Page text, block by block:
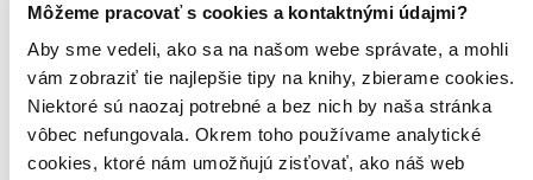
Môžeme pracovať s cookies a kontaktnými údajmi?
Aby sme vedeli, ako sa na našom webe správate, a mohli
vám zobraziť tie najlepšie tipy na knihy, zbierame cookies.
Niektoré sú naozaj potrebné a bez nich by naša stránka
vôbec nefungovala. Okrem toho používame analytické
cookies, ktoré nám umožňujú zisťovať, ako náš web
Môj prvý album